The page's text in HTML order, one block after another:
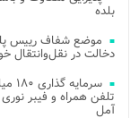
بلده
موضع شفاف رییس
دخالت در نقل‌وانتقال
آمل